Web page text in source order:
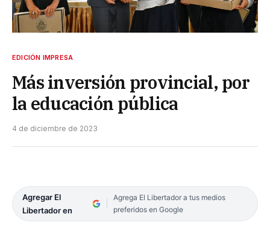
EDICIÓN IMPRESA
Más inversión provincial, por
la educación pública
4 de diciembre de 2023
Agregar El
Libertador en
Agrega El Libertador a tus medios
preferidos en Google